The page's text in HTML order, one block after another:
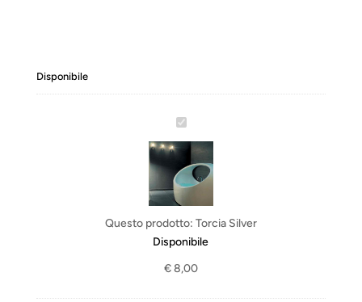
Disponibile
T
o
c
i
a
S
l
Questo prodotto: Torcia Silver
Disponibile
€8,00